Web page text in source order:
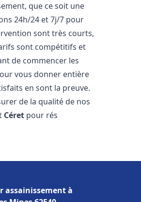
que ce soit une
24h/24 et 7j/7 pour
sont très courts,
sont compétitifs et
de commencer les
vous donner entière
en sont la preuve.
de la qualité de nos
Céret pour rés
assainissement à